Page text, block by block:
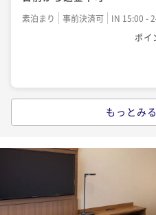
素泊まり 事前決済可
IN 15:00 -
ポイ
【早割14／素泊まり】早期
素泊まり 事前決済可
IN 15:00 -
もっとみ